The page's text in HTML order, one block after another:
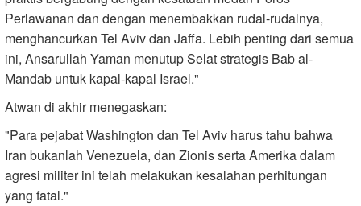
Perlawanan dan dengan menembakkan rudal-rudalnya,
menghancurkan Tel Aviv dan Jaffa. Lebih penting dari semua
ini, Ansarullah Yaman menutup Selat strategis Bab al-
Mandab untuk kapal-kapal Israel."
Atwan di akhir menegaskan:
"Para pejabat Washington dan Tel Aviv harus tahu bahwa
Iran bukanlah Venezuela, dan Zionis serta Amerika dalam
agresi militer ini telah melakukan kesalahan perhitungan
yang fatal."